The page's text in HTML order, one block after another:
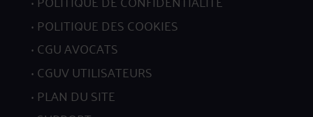
POLITIQUE DES COOKIES
CGU AVOCATS
CGUV UTILISATEURS
PLAN DU SITE